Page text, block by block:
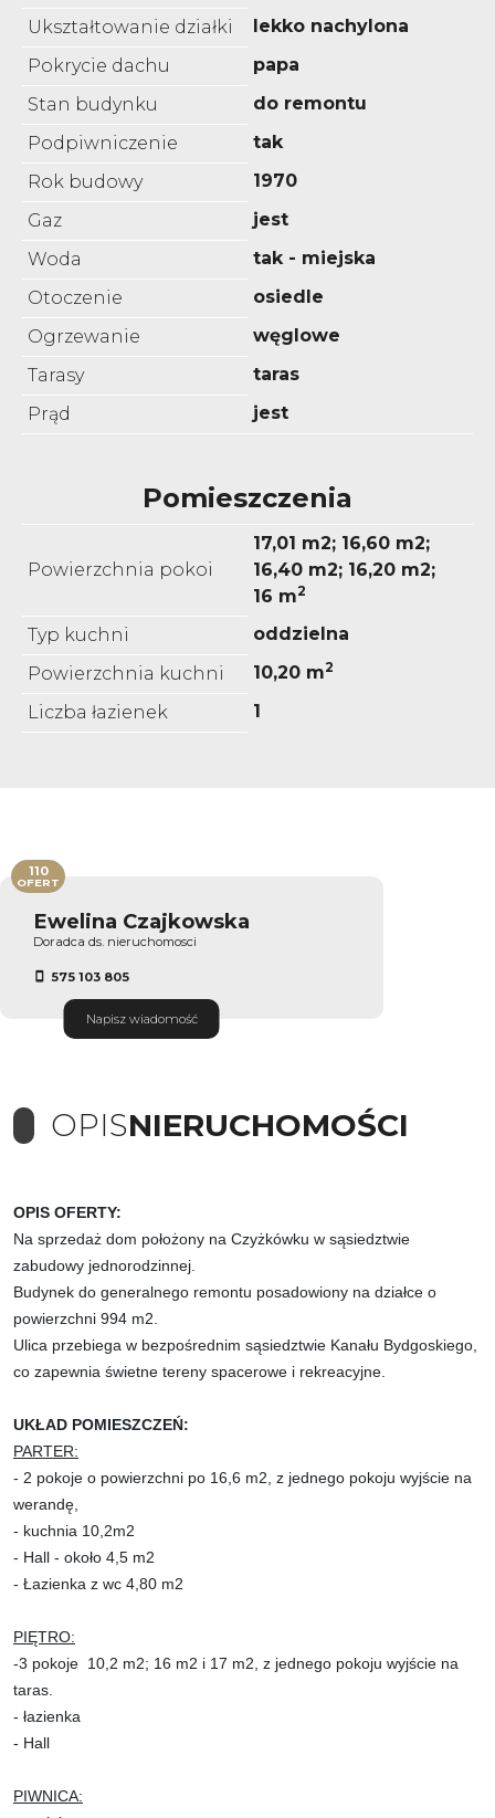
Ukształtowanie działki
lekko nachylona
Pokrycie dachu
papa
Stan budynku
do remontu
Podpiwniczenie
tak
Rok budowy
1970
Gaz
jest
Woda
tak - miejska
Otoczenie
osiedle
Ogrzewanie
węglowe
Tarasy
taras
Prąd
jest
Pomieszczenia
Powierzchnia pokoi
17,01 m2; 16,60 m2;
16,40 m2; 16,20 m2;
16 m2
Typ kuchni
oddzielna
Powierzchnia kuchni
10,20 m2
Liczba łazienek 1
Ewelina Czajkowska
Doradca ds. nieruchomosci
575 103 805
Napisz wiadomość
110
OFERT
OPISNIERUCHOMOŚCI
OPIS OFERTY:
Na sprzedaż dom położony na Czyżkówku w sąsiedztwie
zabudowy jednorodzinnej.
Budynek do generalnego remontu posadowiony na działce o
powierzchni 994 m2.
Ulica przebiega w bezpośrednim sąsiedztwie Kanału Bydgoskiego,
co zapewnia świetne tereny spacerowe i rekreacyjne.
UKŁAD POMIESZCZEŃ:
PARTER:
- 2 pokoje o powierzchni po 16,6 m2, z jednego pokoju wyjście na
werandę,
- kuchnia 10,2m2
- Hall - około 4,5 m2
- Łazienka z wc 4,80 m2
PIĘTRO:
-3 pokoje 10,2 m2; 16 m2 i 17 m2, z jednego pokoju wyjście na
taras.
- łazienka
- Hall
PIWNICA: